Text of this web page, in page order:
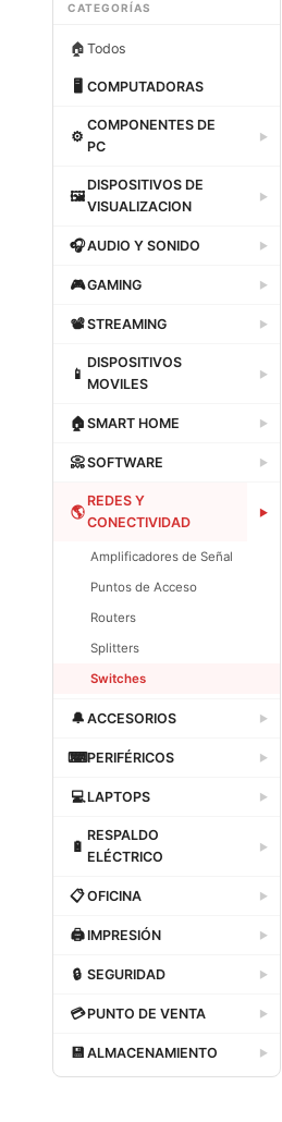
CATEGORÍAS
🏠 Todos
🖥 COMPUTADORAS
Dataland
⚙
COMPONENTES DE
PC
▶
Dataland
🖼
DISPOSITIVOS DE
VISUALIZACION
▶
Dataland
🎧AUDIO Y SONIDO ▶
Dataland
🎮GAMING ▶
Dataland
📽STREAMING ▶
Dataland
📱
DISPOSITIVOS
MOVILES
▶
Dataland
🏠 SMART HOME ▶
Dataland
📀SOFTWARE ▶
Dataland
🌎
REDES Y
CONECTIVIDAD
▶
Amplificadores de Señal
Puntos de Acceso
Routers
Splitters
Switches
Dataland
🔔 ACCESORIOS ▶
Dataland
⌨PERIFÉRICOS ▶
Dataland
💻LAPTOPS ▶
Dataland
🔋
RESPALDO
ELÉCTRICO
▶
Dataland
📋OFICINA ▶
Dataland
🖨IMPRESIÓN ▶
Dataland
🔒 SEGURIDAD ▶
Dataland
💳PUNTO DE VENTA ▶
Dataland
💾 ALMACENAMIENTO ▶
Dataland